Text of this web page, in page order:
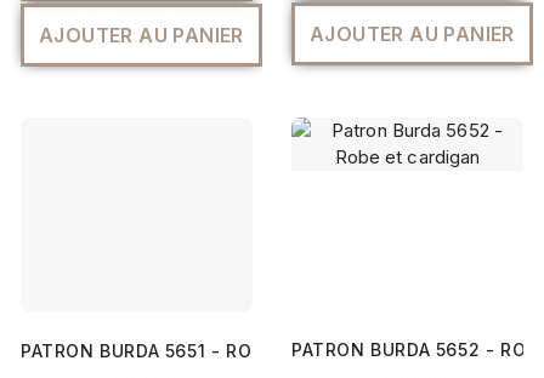
AJOUTER AU PANIER AJOUTER AU PANIER
PATRON BURDA 5651 - ROBE ET T-SHIRTPATRON BURDA 5652 -